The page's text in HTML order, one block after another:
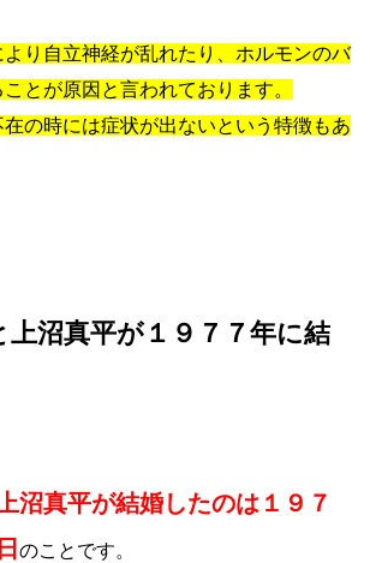
り自立神経が乱れたり、ホルモンのバ
とが原因と言われております。
の時には症状が出ないという特徴もあ
上沼真平が１９７７年に結
沼真平が結婚したのは１９７
のことです。